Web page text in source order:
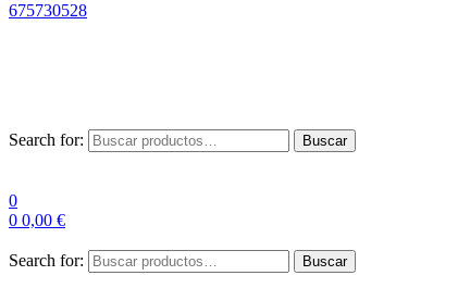
675730528
Search for: Buscar
0
0 0,00 €
Search for: Buscar